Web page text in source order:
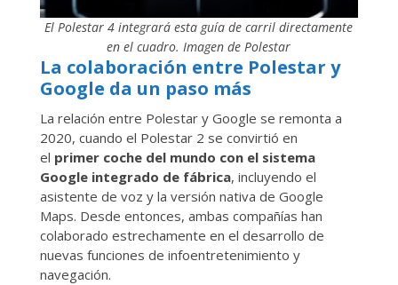
El Polestar 4 integrará esta guía de carril directamente
en el cuadro. Imagen de Polestar
La colaboración entre Polestar y
Google da un paso más
La relación entre Polestar y Google se remonta a
2020, cuando el Polestar 2 se convirtió en
el primer coche del mundo con el sistema
Google integrado de fábrica, incluyendo el
asistente de voz y la versión nativa de Google
Maps. Desde entonces, ambas compañías han
colaborado estrechamente en el desarrollo de
nuevas funciones de infoentretenimiento y
navegación.